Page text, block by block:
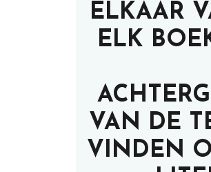
ELKAAR
ELK
VAN DE
VINDEN